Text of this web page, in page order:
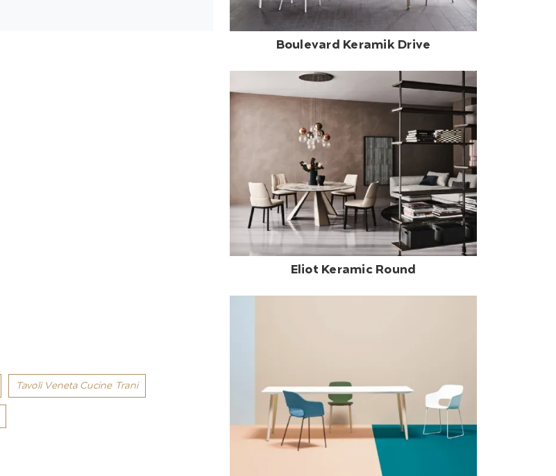
Tavoli Veneta Cucine Trani
Boulevard Keramik Drive
Eliot Keramic Round